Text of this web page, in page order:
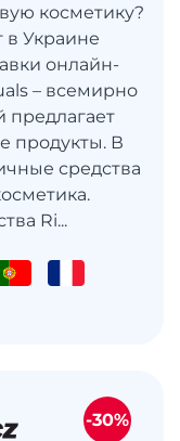
косметику?
Украине
онлайн-
– всемирно
предлагает
продукты. В
средства
Ri...
-30%